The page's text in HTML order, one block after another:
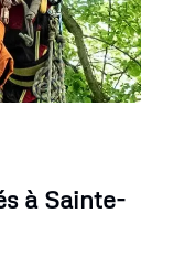
à Sainte-